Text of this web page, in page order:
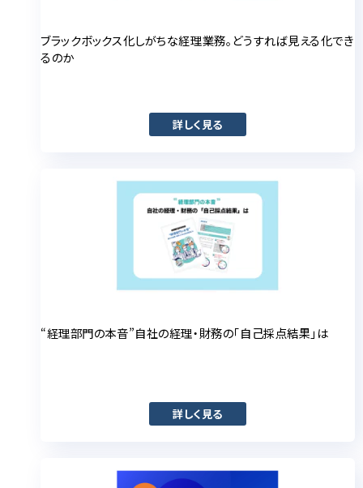
ブラックボックス化しがちな経理業務。どうすれば見える化でき
るのか
詳しく見る
“経理部門の本音”自社の経理・財務の「自己採点結果」は
詳しく見る